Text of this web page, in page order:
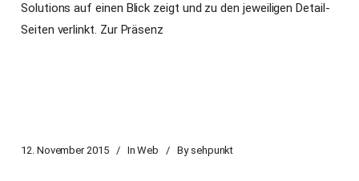
Solutions auf einen Blick zeigt und zu den jeweiligen Detail-
Seiten verlinkt. Zur Präsenz
12. November 2015 In Web By sehpunkt